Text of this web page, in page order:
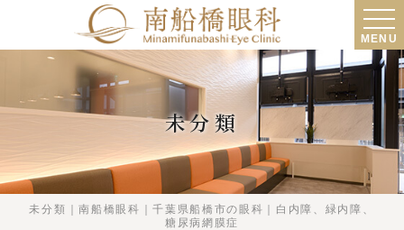
MENU
未分類
未分類｜南船橋眼科｜千葉県船橋市の眼科｜白内障、緑内障、
糖尿病網膜症